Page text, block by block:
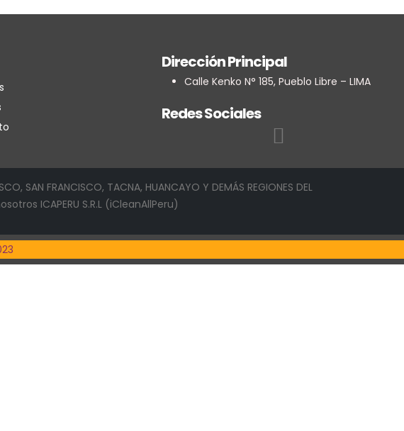
Dirección Principal
Calle Kenko N° 185, Pueblo Libre – LIMA
Redes Sociales
SAN FRANCISCO, TACNA, HUANCAYO Y DEMÁS REGIONES DEL
ICAPERU S.R.L (iCleanAllPeru)